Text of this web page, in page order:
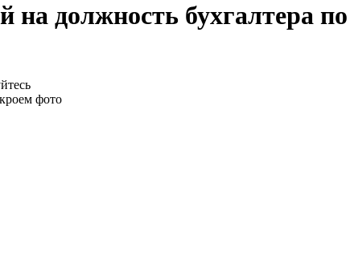
на должность бухгалтера
фото